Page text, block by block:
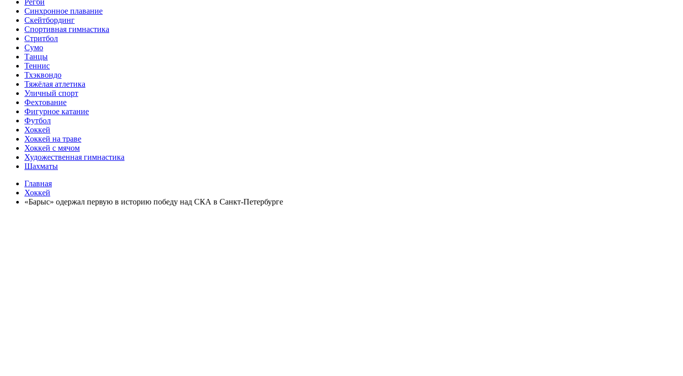
Регби
Синхронное плавание
Скейтбординг
Спортивная гимнастика
Стритбол
Сумо
Танцы
Теннис
Тхэквондо
Тяжёлая атлетика
Уличный спорт
Фехтование
Фигурное катание
Футбол
Хоккей
Хоккей на траве
Хоккей с мячом
Художественная гимнастика
Шахматы
Главная
Хоккей
«Барыс» одержал первую в историю победу над СКА в Санкт-Петербурге